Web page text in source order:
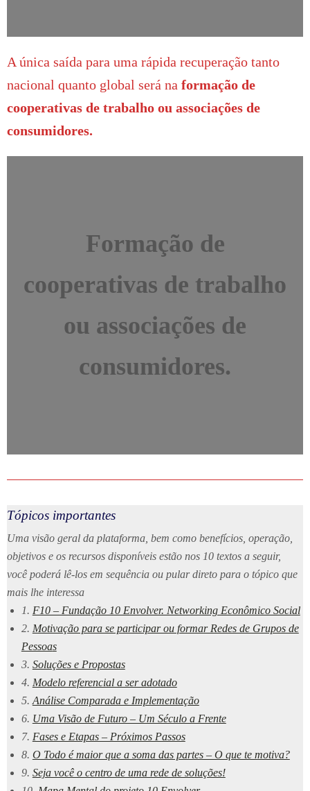
A única saída para uma rápida recuperação tanto
nacional quanto global será na formação de
cooperativas de trabalho ou associações de
consumidores.
Formação de
cooperativas de trabalho
ou associações de
consumidores.
Tópicos importantes
Uma visão geral da plataforma, bem como benefícios, operação,
objetivos e os recursos disponíveis estão nos 10 textos a seguir,
você poderá lê-los em sequência ou pular direto para o tópico que
mais lhe interessa
1. F10 – Fundação 10 Envolver. Networking Econômico Social
2. Motivação para se participar ou formar Redes de Grupos de
Pessoas
3. Soluções e Propostas
4. Modelo referencial a ser adotado
5. Análise Comparada e Implementação
6. Uma Visão de Futuro – Um Século a Frente
7. Fases e Etapas – Próximos Passos
8. O Todo é maior que a soma das partes – O que te motiva?
9. Seja você o centro de uma rede de soluções!